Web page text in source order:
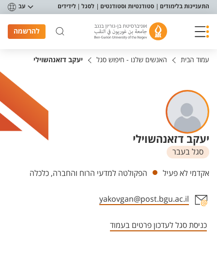
תפריט נגישות
התעניינות בלימודים סטודנטיות וסטודנטים לסגל לידידים עב
להרשמה
עמוד הבית האנשים שלנו - חיפוש סגל יעקב דזאנהשוילי
יעקב דזאנהשוילי
סגל בעבר
יחידות
אקדמי לא פעיל הפקולטה למדעי הרוח והחברה, כלכלה
yakovgan@post.bgu.ac.il
כניסת סגל לעדכון פרטים בעמוד